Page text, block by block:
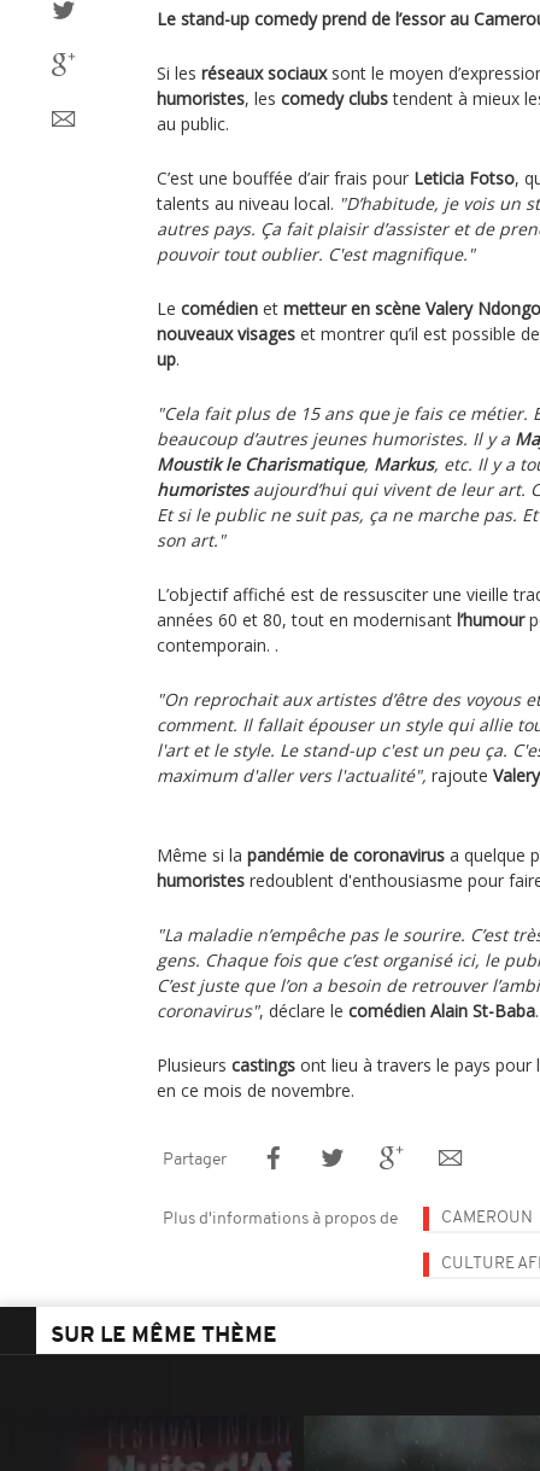
Le stand-up comedy prend de l’essor au
Si les réseaux sociauxsont le moyen
humoristes, les comedy clubstendent à mieux
au public.
C’est une bouffée d’air frais pour Leticia Fotso,
talents au niveau local. "D’habitude, je vois un
autres pays. Ça fait plaisir d’assister et de
pouvoir tout oublier. C'est magnifique."
Le comédien et metteur en scène Valery Ndongo
nouveaux visages et montrer qu’il est possible
up.
"Cela fait plus de 15 ans que je fais ce métier.
beaucoup d’autres jeunes humoristes. Il y a
Moustik le Charismatique, Markus, etc. Il y a
humoristesaujourd’hui qui vivent de leur art.
Et si le public ne suit pas, ça ne marche pas.
son art."
L’objectif affiché est de ressusciter une vieille
années 60 et 80, tout en modernisant l’humour
contemporain. .
"On reprochait aux artistes d’être des voyous
comment. Il fallait épouser un style qui allie
l'art et le style. Le stand-up c'est un peu ça.
maximum d'aller vers l'actualité", rajoute
Même si la pandémie de coronavirus a quelque
humoristes redoublent d'enthousiasme pour
"La maladie n’empêche pas le sourire. C’est
gens. Chaque fois que c’est organisé ici, le
C’est juste que l’on a besoin de retrouver
coronavirus", déclare le comédien Alain St-Baba.
Plusieurs castings ont lieu à travers le pays pour
en ce mois de novembre.
Partager
Plus d'informations à propos de CAMEROUN
CULTURE
SUR LE MÊME THÈME